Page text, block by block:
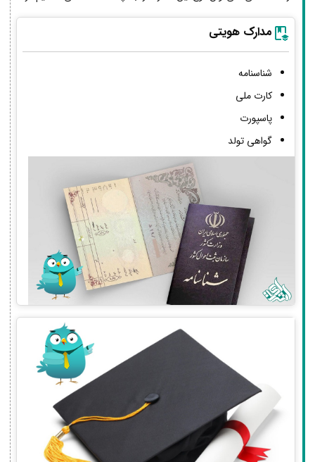
مدارک هویتی
شناسنامه
کارت ملی
پاسپورت
گواهی تولد